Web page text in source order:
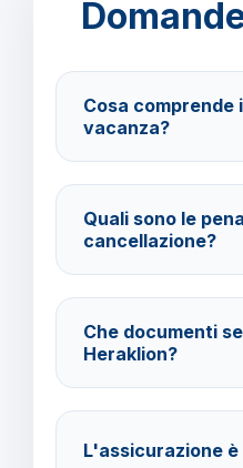
Cosa
vacanza?
trasferimenti, soggiorno
e assistenza BarbaViaggi.
Quali sono le
cancellazione?
29 giorni in poi. Con
possibile ottenere il
Che documenti
Heraklion?
per la destinazione scelta.
L'assicurazione è